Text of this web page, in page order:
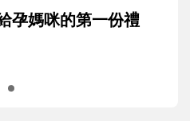
孕媽咪的第一份禮